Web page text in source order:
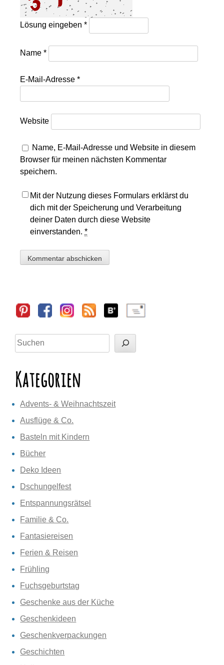
Lösung eingeben*
Name*
E-Mail-Adresse*
Website
Name, E-Mail-Adresse und Website in diesem
Browser für meinen nächsten Kommentar
speichern.
Mit der Nutzung dieses Formulars erklärst du
dich mit der Speicherung und Verarbeitung
deiner Daten durch diese Website
einverstanden.*
Sidebar
Suchen
Kategorien
Advents- & Weihnachtszeit
Ausflüge & Co.
Basteln mit Kindern
Bücher
Deko Ideen
Dschungelfest
Entspannungsrätsel
Familie & Co.
Fantasiereisen
Ferien & Reisen
Frühling
Fuchsgeburtstag
Geschenke aus der Küche
Geschenkideen
Geschenkverpackungen
Geschichten